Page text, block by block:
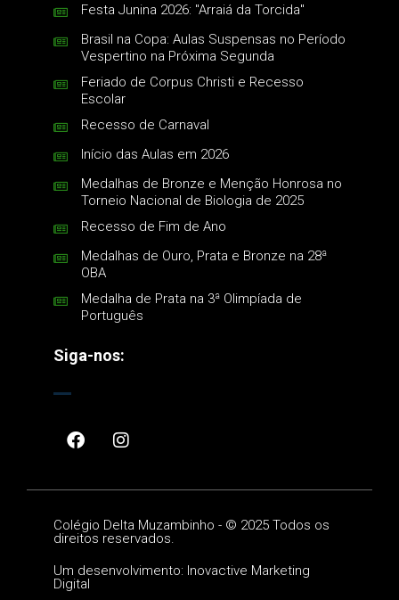
Festa Junina 2026: "Arraiá da Torcida"
Brasil na Copa: Aulas Suspensas no Período
Vespertino na Próxima Segunda
Feriado de Corpus Christi e Recesso
Escolar
Recesso de Carnaval
Início das Aulas em 2026
Medalhas de Bronze e Menção Honrosa no
Torneio Nacional de Biologia de 2025
Recesso de Fim de Ano
Medalhas de Ouro, Prata e Bronze na 28ª
OBA
Medalha de Prata na 3ª Olimpíada de
Português
Siga-nos:
Colégio Delta Muzambinho - © 2025 Todos os
direitos reservados.
Um desenvolvimento: Inovactive Marketing
Digital